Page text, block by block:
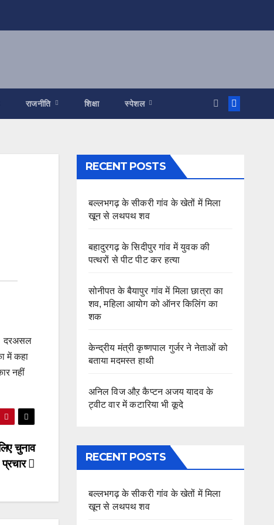
राजनीति शिक्षा स्पेशल
दरअसल
में कहा
नहीं
चुनाव
प्रचार
RECENT POSTS
बल्लभगढ़ के सीकरी गांव के खेतों में मिला
खून से लथपथ शव
बहादुरगढ़ के सिदीपुर गांव में युवक की
पत्थरों से पीट पीट कर हत्या
सोनीपत के बैयापुर गांव में मिला छात्रा का
शव, महिला आयोग को ऑनर किलिंग का
शक
केन्द्रीय मंत्री कृष्णपाल गुर्जर ने नेताओं को
बताया मदमस्त हाथी
अनिल विज औऱ कैप्टन अजय यादव के
ट्वीट वार में कटारिया भी कूदे
RECENT POSTS
बल्लभगढ़ के सीकरी गांव के खेतों में मिला
खून से लथपथ शव